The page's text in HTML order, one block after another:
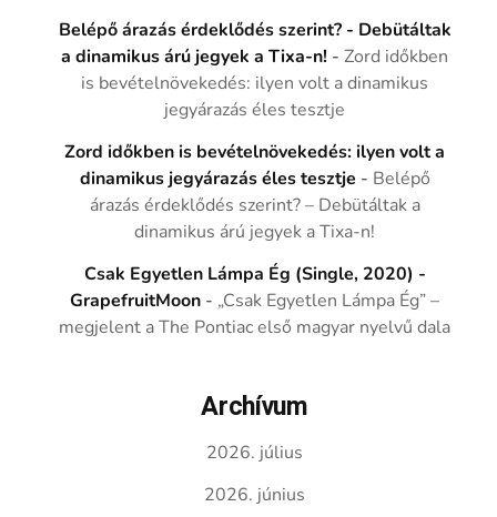
Belépő árazás érdeklődés szerint? - Debütáltak
a dinamikus árú jegyek a Tixa-n! -Zord időkben
is bevételnövekedés: ilyen volt a dinamikus
jegyárazás éles tesztje
Zord időkben is bevételnövekedés: ilyen volt a
dinamikus jegyárazás éles tesztje - Belépő
árazás érdeklődés szerint? – Debütáltak a
dinamikus árú jegyek a Tixa-n!
Csak Egyetlen Lámpa Ég (Single, 2020) -
GrapefruitMoon - „Csak Egyetlen Lámpa Ég” –
megjelent a The Pontiac első magyar nyelvű dala
Archívum
2026. július
2026. június